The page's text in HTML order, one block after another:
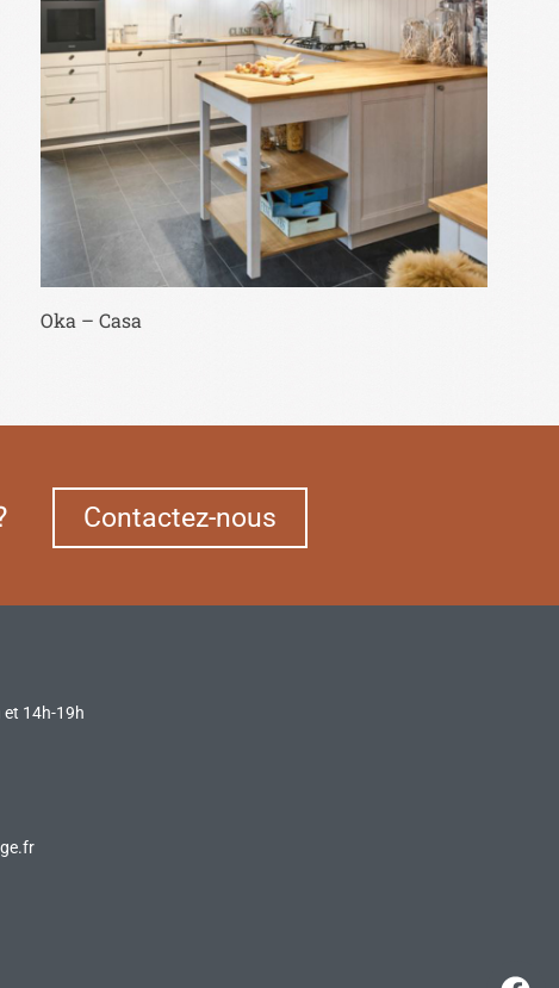
Oka – Casa
Contactez-nous
et 14h-19h